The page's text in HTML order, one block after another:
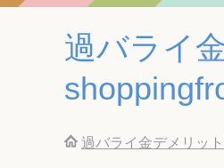
過バライ
過バライ金デメリッ